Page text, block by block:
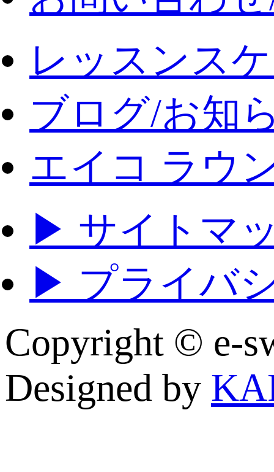
レッスンス
ブログ/お知
エイコ ラウ
▶ サイトマ
▶ プライバ
Copyright © e-
Designed by